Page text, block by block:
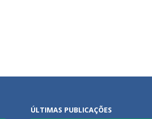
ÚLTIMAS PUBLICAÇÕES